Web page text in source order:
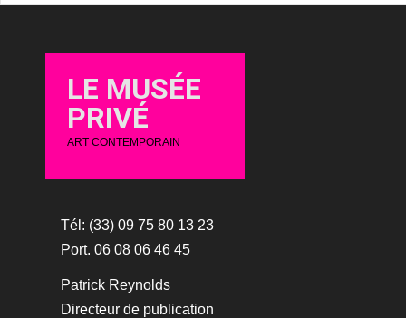
LE MUSÉE
PRIVÉ
ART CONTEMPORAIN
Tél: (33) 09 75 80 13 23
Port. 06 08 06 46 45
Patrick Reynolds
Directeur de publication